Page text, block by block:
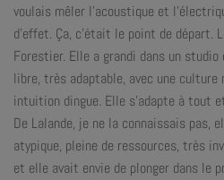
voulais mêler l’acoustique et
d’effet. Ça, c’était le point de départ.
Forestier. Elle a grandi dans un
libre, très adaptable, avec une
intuition dingue. Elle s’adapte à tout
De Lalande, je ne la connaissais pas,
atypique, pleine de ressources, très
et elle avait envie de plonger dans le